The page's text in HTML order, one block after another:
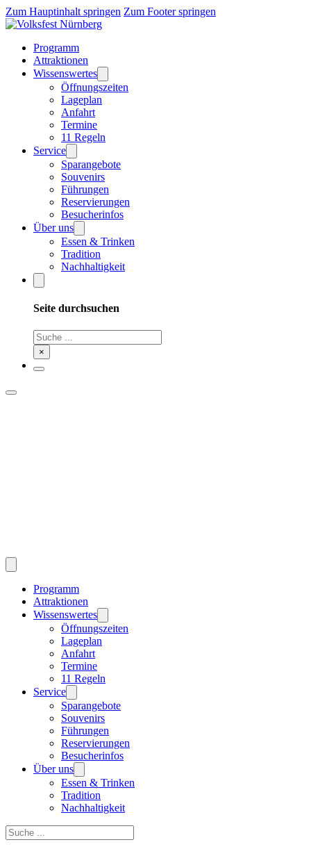
Zum Hauptinhalt springen Zum Footer springen
Programm
Attraktionen
Wissenswertes
Öffnungszeiten
Lageplan
Anfahrt
Termine
11 Regeln
Service
Sparangebote
Souvenirs
Führungen
Reservierungen
Besucherinfos
Über uns
Essen & Trinken
Tradition
Nachhaltigkeit
Seite durchsuchen
Suchen
×
Programm
Attraktionen
Wissenswertes
Öffnungszeiten
Lageplan
Anfahrt
Termine
11 Regeln
Service
Sparangebote
Souvenirs
Führungen
Reservierungen
Besucherinfos
Über uns
Essen & Trinken
Tradition
Nachhaltigkeit
Suchen